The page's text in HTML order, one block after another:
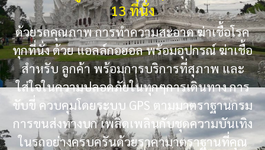
13 ที่นั่ง
ด้วยรถคุณภาพ การทำความสะอาด ฆ่าเชื้อโรค
ทุกที่นั่ง ด้วย แอลล์กอฮอล พร้อมอุปกรณ์ ฆ่าเชื้อ
สำหรับ ลูกค้า พร้อมการบริการที่สุภาพ และ
ใส่ใจในความปลอดภัยในทุกๆการเดินทาง การ
ขับขี่ ควบคุมโดยระบบ GPS ตามมาตราฐานกรม
การขนส่งทางบก เพลิดเพลินกับชุดความบันเทิง
ในรถอย่างครบครันด้วยราคามาตราฐานที่คุณ